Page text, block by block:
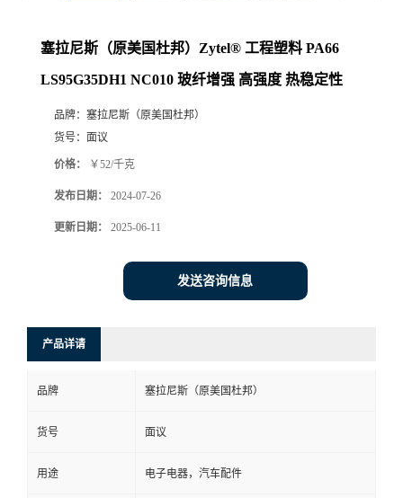
塞拉尼斯（原美国杜邦）Zytel® 工程塑料 PA66
LS95G35DH1 NC010 玻纤增强 高强度 热稳定性
品牌： 塞拉尼斯（原美国杜邦）
货号： 面议
价格： ￥52/千克
发布日期： 2024-07-26
更新日期： 2025-06-11
发送咨询信息
产品详请
品牌 塞拉尼斯（原美国杜邦）
货号 面议
用途 电子电器，汽车配件